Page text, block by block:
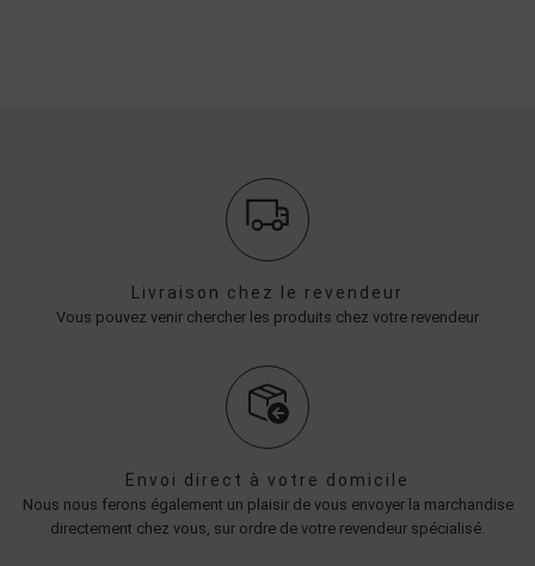
Livraison chez le revendeur
Vous pouvez venir chercher les produits chez votre revendeur
Envoi direct à votre domicile
Nous nous ferons également un plaisir de vous envoyer la marchandise
directement chez vous, sur ordre de votre revendeur spécialisé.